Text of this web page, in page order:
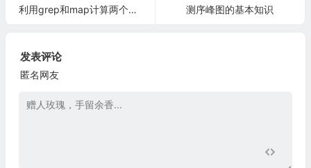
利用grep和map计算两个集合交集、并集、补集
测序峰图的基本知识
发表评论
匿名网友